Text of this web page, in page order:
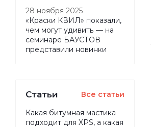
28 ноября 2025
«Краски КВИЛ» показали,
чем могут удивить — на
семинаре БАУСТОВ
представили новинки
Статьи Все статьи
Какая битумная мастика
подходит для XPS, а какая